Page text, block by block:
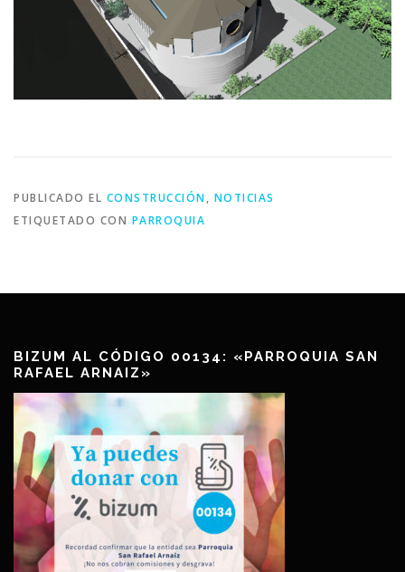
PUBLICADO EL CONSTRUCCIÓN, NOTICIAS
ETIQUETADO CON PARROQUIA
BIZUM AL CÓDIGO 00134: «PARROQUIA SAN
RAFAEL ARNAIZ»